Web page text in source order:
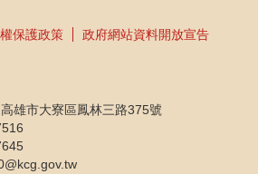
保護政策
政府網站資料開放宣告
雄市大寮區鳳林三路375號